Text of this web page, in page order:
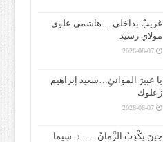
غريبٌ بداخلي….هاشمي علوي
مولاي رشيد
2026-08-07
يا عبيرَ الموانئِ…سعيد إبراهيم
زعلوك
2026-08-07
حِينَ يَكْذِبُ الزَّمانُ ….. د. سِيما